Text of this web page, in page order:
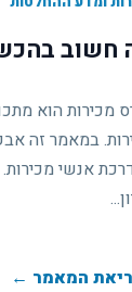
חשוב
מכירות הוא
במאמר זה
אנשי
המאמר ←